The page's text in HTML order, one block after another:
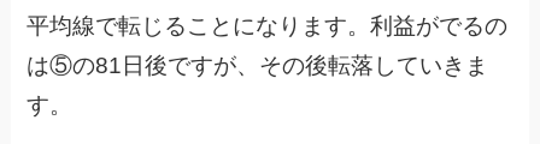
平均線で転じることになります。利益がでるの
は⑤の81日後ですが、その後転落していきま
す。